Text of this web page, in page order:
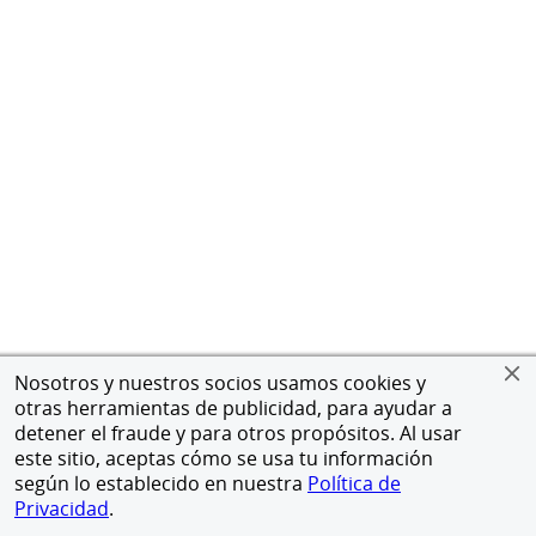
Nosotros y nuestros socios usamos cookies y
otras herramientas de publicidad, para ayudar a
detener el fraude y para otros propósitos. Al usar
este sitio, aceptas cómo se usa tu información
según lo establecido en nuestra Política de
Privacidad.